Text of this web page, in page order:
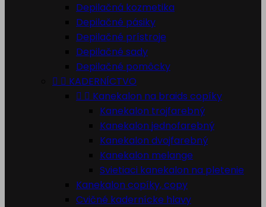
Depilačná kozmetika
Depilačné pásiky
Depilačné prístroje
Depilačné sady
Depilačné pomôcky
  KADERNÍCTVO
  Kanekalon na braids copíky
Kanekalon trojfarebný
Kanekalon jednofarebný
Kanekalon dvojfarebný
Kanekalon melange
Svietiaci kanekalon na pletenie
Kanekalon copíky, copy
Cvičné kadernícke hlavy